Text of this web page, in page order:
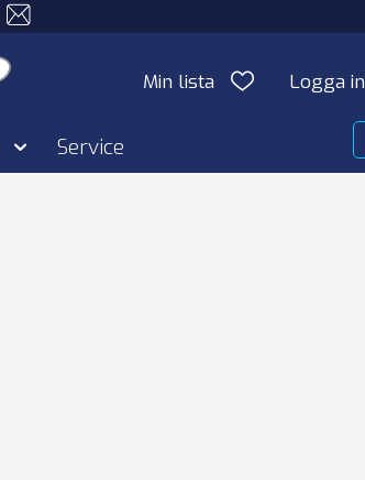
Min lista Logga in
Service